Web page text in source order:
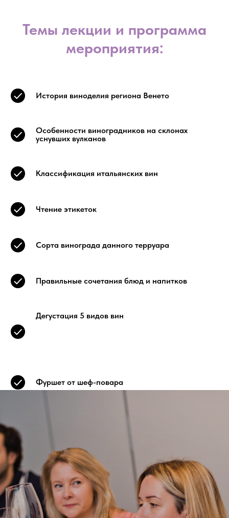
Темы лекции и программа
мероприятия:
История виноделия региона Венето
Особенности виноградников на склонах
уснувших вулканов
Классификация итальянских вин
Чтение этикеток
Сорта винограда данного терруара
Правильные сочетания блюд и напитков
Дегустация 5 видов вин
Фуршет от шеф-повара